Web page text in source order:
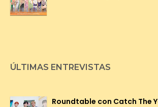
ÚLTIMAS ENTREVISTAS
Roundtable con Catch The